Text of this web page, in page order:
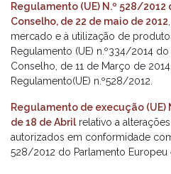
Regulamento (UE) N.º 528/
Conselho, de 22 de maio de 2012
mercado e à utilização de
Regulamento (UE) n.º334/2014
Conselho, de 11 de Março de
Regulamento(UE) n.º528/2012.
Regulamento de execução (UE)
de 18 de Abril relativo a
autorizados em conformidade
528/2012 do Parlamento